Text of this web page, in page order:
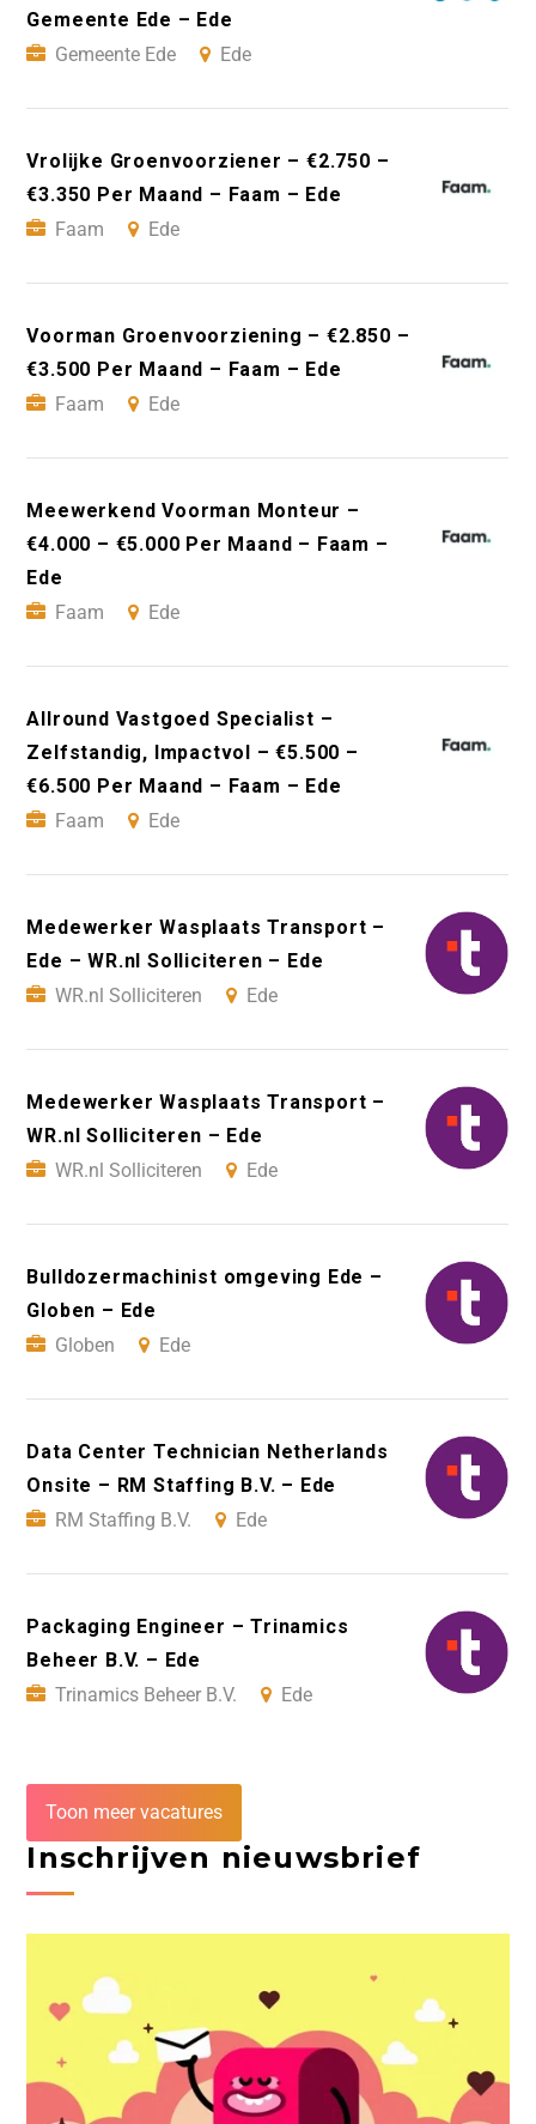
Gemeente Ede – Ede
Gemeente Ede
Ede
Vrolijke Groenvoorziener – €2.750 –
€3.350 Per Maand – Faam – Ede
Faam
Ede
Voorman Groenvoorziening – €2.850 –
€3.500 Per Maand – Faam – Ede
Faam
Ede
Meewerkend Voorman Monteur –
€4.000 – €5.000 Per Maand – Faam –
Ede
Faam
Ede
Allround Vastgoed Specialist –
Zelfstandig, Impactvol – €5.500 –
€6.500 Per Maand – Faam – Ede
Faam
Ede
Medewerker Wasplaats Transport –
Ede – WR.nl Solliciteren – Ede
WR.nl Solliciteren
Ede
Medewerker Wasplaats Transport –
WR.nl Solliciteren – Ede
WR.nl Solliciteren
Ede
Bulldozermachinist omgeving Ede –
Globen – Ede
Globen
Ede
Data Center Technician Netherlands
Onsite – RM Staffing B.V. – Ede
RM Staffing B.V.
Ede
Packaging Engineer – Trinamics
Beheer B.V. – Ede
Trinamics Beheer B.V.
Ede
Toon meer vacatures
Inschrijven nieuwsbrief